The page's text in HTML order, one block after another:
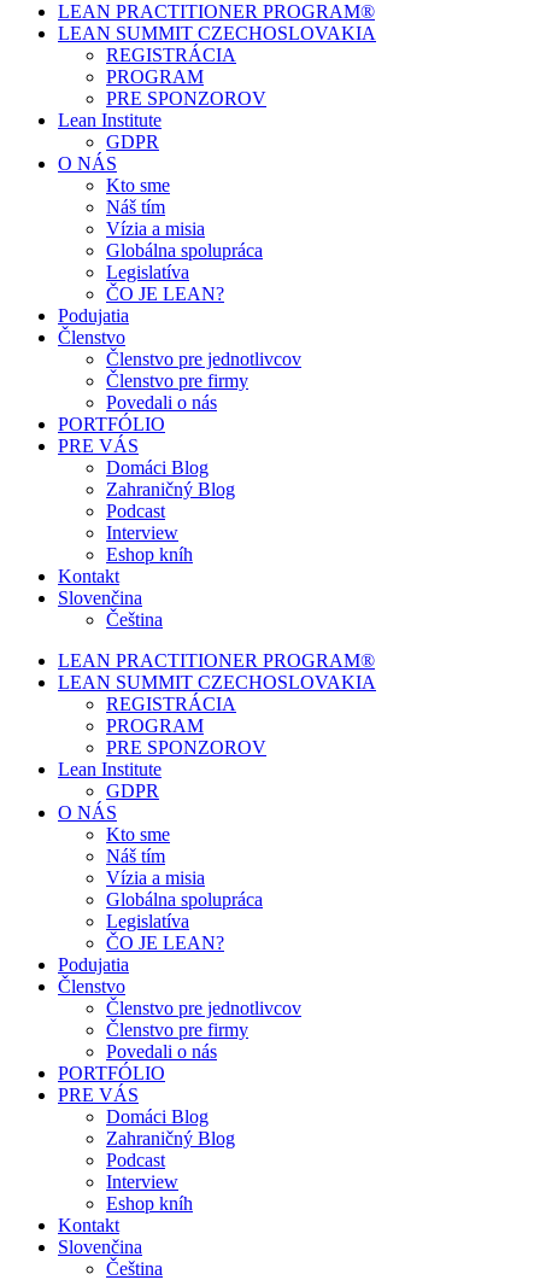
LEAN PRACTITIONER PROGRAM®
LEAN SUMMIT CZECHOSLOVAKIA
REGISTRÁCIA
PROGRAM
PRE SPONZOROV
Lean Institute
GDPR
O NÁS
Kto sme
Náš tím
Vízia a misia
Globálna spolupráca
Legislatíva
ČO JE LEAN?
Podujatia
Členstvo
Členstvo pre jednotlivcov
Členstvo pre firmy
Povedali o nás
PORTFÓLIO
PRE VÁS
Domáci Blog
Zahraničný Blog
Podcast
Interview
Eshop kníh
Kontakt
Slovenčina
Čeština
LEAN PRACTITIONER PROGRAM®
LEAN SUMMIT CZECHOSLOVAKIA
REGISTRÁCIA
PROGRAM
PRE SPONZOROV
Lean Institute
GDPR
O NÁS
Kto sme
Náš tím
Vízia a misia
Globálna spolupráca
Legislatíva
ČO JE LEAN?
Podujatia
Členstvo
Členstvo pre jednotlivcov
Členstvo pre firmy
Povedali o nás
PORTFÓLIO
PRE VÁS
Domáci Blog
Zahraničný Blog
Podcast
Interview
Eshop kníh
Kontakt
Slovenčina
Čeština